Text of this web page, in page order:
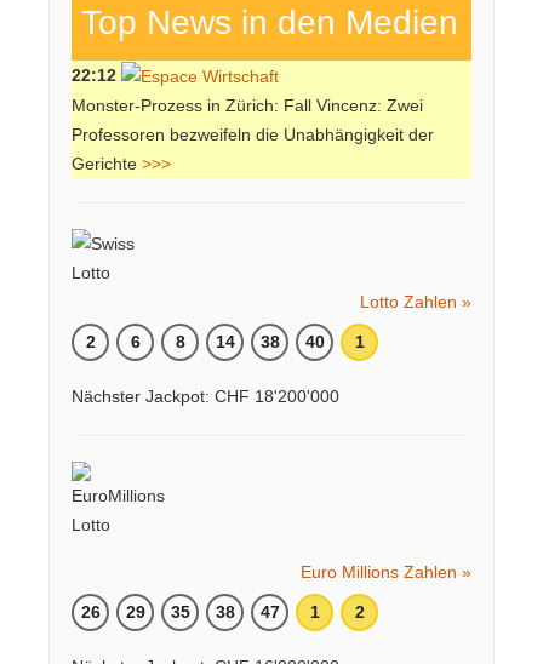
Top News in den Medien
22:12
Monster-Prozess in Zürich: Fall Vincenz: Zwei
Professoren bezweifeln die Unabhängigkeit der
Gerichte >>>
Lotto Zahlen »
2 6 8 14 38 40 1
Nächster Jackpot: CHF 18'200'000
Euro Millions Zahlen »
26 29 35 38 47 1 2